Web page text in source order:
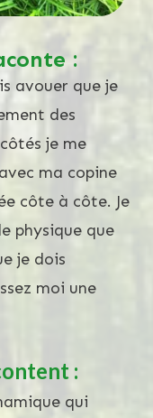
:
avouer que je
des
je me
ma copine
côte à côte. Je
physique que
je dois
moi une
:
qui